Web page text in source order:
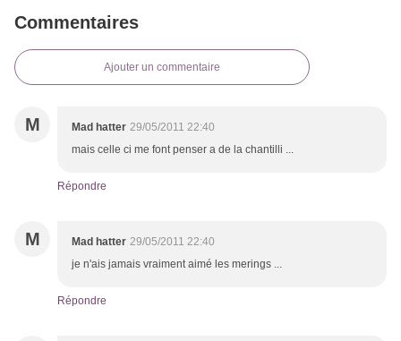
Commentaires
Ajouter un commentaire
M Mad hatter 29/05/2011 22:40
mais celle ci me font penser a de la chantilli ...
Répondre
M Mad hatter 29/05/2011 22:40
je n'ais jamais vraiment aimé les merings ...
Répondre